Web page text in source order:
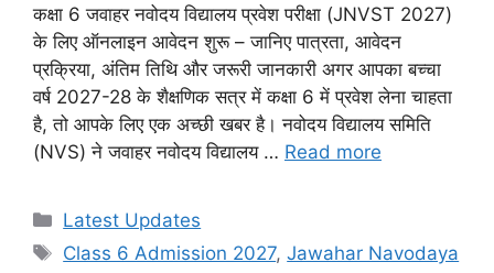
कक्षा 6 जवाहर नवोदय विद्यालय प्रवेश परीक्षा (JNVST 2027)
के लिए ऑनलाइन आवेदन शुरू – जानिए पात्रता, आवेदन
प्रक्रिया, अंतिम तिथि और जरूरी जानकारी अगर आपका बच्चा
वर्ष 2027-28 के शैक्षणिक सत्र में कक्षा 6 में प्रवेश लेना चाहता
है, तो आपके लिए एक अच्छी खबर है। नवोदय विद्यालय समिति
(NVS) ने जवाहर नवोदय विद्यालय … Read more
Categories
Latest Updates
Tags
Class 6 Admission 2027,Jawahar Navodaya